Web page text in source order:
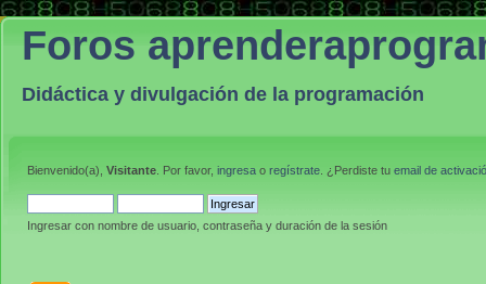
Foros
Didáctica y divulgación de la programación
Bienvenido(a), Visitante . Por favor, ingresa o regístrate . ¿Perdiste tu email de
Ingresar con nombre de usuario, contraseña y duración de la sesión